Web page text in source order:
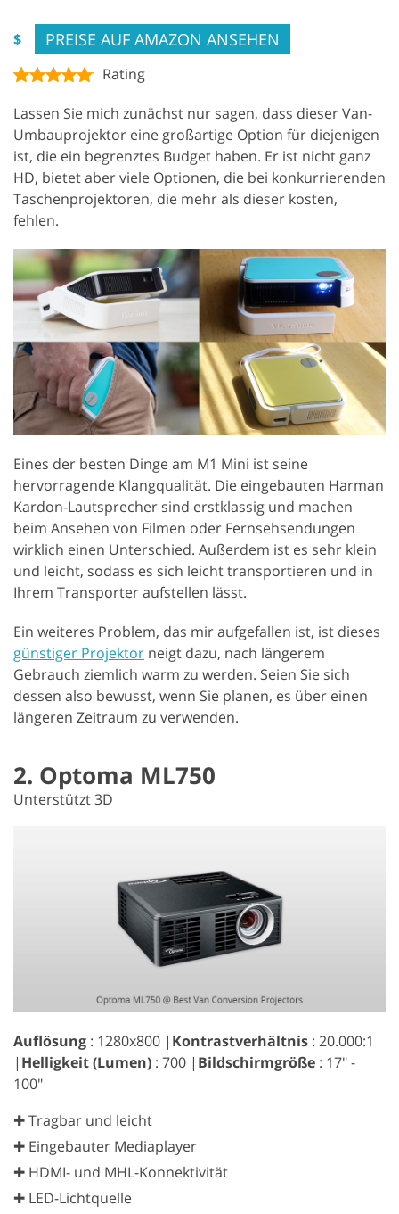
$ PREISE AUF AMAZON ANSEHEN
Rating
Lassen Sie mich zunächst nur sagen, dass dieser Van-
Umbauprojektor eine großartige Option für diejenigen
ist, die ein begrenztes Budget haben. Er ist nicht ganz
HD, bietet aber viele Optionen, die bei konkurrierenden
Taschenprojektoren, die mehr als dieser kosten,
fehlen.
Eines der besten Dinge am M1 Mini ist seine
hervorragende Klangqualität. Die eingebauten Harman
Kardon-Lautsprecher sind erstklassig und machen
beim Ansehen von Filmen oder Fernsehsendungen
wirklich einen Unterschied. Außerdem ist es sehr klein
und leicht, sodass es sich leicht transportieren und in
Ihrem Transporter aufstellen lässt.
Ein weiteres Problem, das mir aufgefallen ist, ist dieses
günstiger Projektor neigt dazu, nach längerem
Gebrauch ziemlich warm zu werden. Seien Sie sich
dessen also bewusst, wenn Sie planen, es über einen
längeren Zeitraum zu verwenden.
2. Optoma ML750
Unterstützt 3D
Auflösung : 1280x800 | Kontrastverhältnis : 20.000:1
| Helligkeit (Lumen) : 700 | Bildschirmgröße : 17" -
100"
✚ Tragbar und leicht
✚ Eingebauter Mediaplayer
✚ HDMI- und MHL-Konnektivität
✚ LED-Lichtquelle